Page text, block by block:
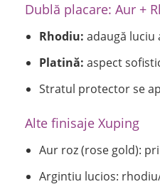
Dublă placare: Aur +
Rhodiu: adaugă luciu
Platină: aspect
Stratul protector se
Alte finisaje Xuping
Aur roz (rose gold):
Argintiu lucios: